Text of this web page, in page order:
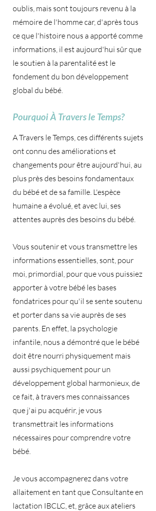
oublis, mais sont toujours revenu à la
mémoire de l'homme car, d'après tous
ce que l'histoire nous a apporté comme
informations, il est aujourd'hui sûr que
le soutien à la parentalité est le
fondement du bon développement
global du bébé.
Pourquoi À Travers le Temps?
A Travers le Temps, ces différents sujets
ont connu des améliorations et
changements pour être aujourd'hui, au
plus près des besoins fondamentaux
du bébé et de sa famille. L'espèce
humaine a évolué, et avec lui, ses
attentes auprès des besoins du bébé.
Vous soutenir et vous transmettre les
informations essentielles, sont, pour
moi, primordial, pour que vous puissiez
apporter à votre bébé les bases
fondatrices pour qu'il se sente soutenu
et porter dans sa vie auprès de ses
parents. En effet, la psychologie
infantile, nous a démontré que le bébé
doit être nourri physiquement mais
aussi psychiquement pour un
développement global harmonieux, de
ce fait, à travers mes connaissances
que j'ai pu acquérir, je vous
transmettrait les informations
nécessaires pour comprendre votre
bébé.
Je vous accompagnerez dans votre
allaitement en tant que Consultante en
lactation IBCLC, et, grâce aux ateliers